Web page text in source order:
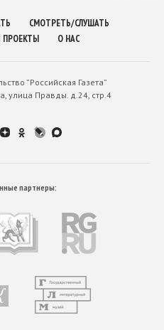
СМОТРЕТЬ/СЛУШАТЬ
ПРОЕКТЫ О НАС
”Российская Газета”
улица Правды. д.24, стр.4
партнеры: